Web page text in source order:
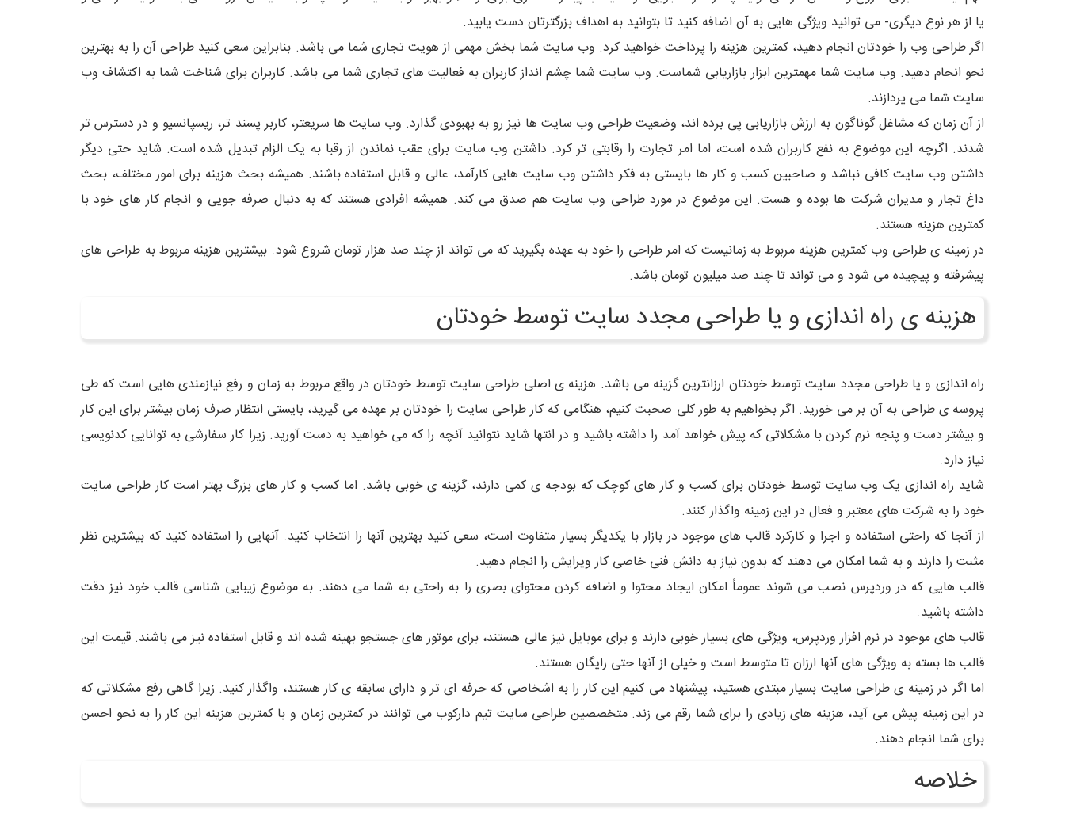
یا از هر نوع دیگری- می توانید ویژگی هایی به آن اضافه کنید تا بتوانید به اهداف بزرگترتان دست یابید.
اگر طراحی وب را خودتان انجام دهید، کمترین هزینه را پرداخت خواهید کرد. وب سایت شما بخش مهمی از هویت تجاری شما می باشد. بنابراین سعی کنید طراحی آن را به بهترین
نحو انجام دهید. وب سایت شما مهمترین ابزار بازاریابی شماست. وب سایت شما چشم انداز کاربران به فعالیت های تجاری شما می باشد. کاربران برای شناخت شما به اکتشاف وب
سایت شما می پردازند.
از آن زمان که مشاغل گوناگون به ارزش بازاریابی پی برده اند، وضعیت طراحی وب سایت ها نیز رو به بهبودی گذارد. وب سایت ها سریعتر، کاربر پسند تر، ریسپانسیو و در دسترس تر
شدند. اگرچه این موضوع به نفع کاربران شده است، اما امر تجارت را رقابتی تر کرد. داشتن وب سایت برای عقب نماندن از رقبا به یک الزام تبدیل شده است. شاید حتی دیگر
داشتن وب سایت کافی نباشد و صاحبین کسب و کار ها بایستی به فکر داشتن وب سایت هایی کارآمد، عالی و قابل استفاده باشند. همیشه بحث هزینه برای امور مختلف، بحث
داغ تجار و مدیران شرکت ها بوده و هست. این موضوع در مورد طراحی وب سایت هم صدق می کند. همیشه افرادی هستند که به دنبال صرفه جویی و انجام کار های خود با
کمترین هزینه هستند.
در زمینه ی طراحی وب کمترین هزینه مربوط به زمانیست که امر طراحی را خود به عهده بگیرید که می تواند از چند صد هزار تومان شروع شود. بیشترین هزینه مربوط به طراحی های
پیشرفته و پیچیده می شود و می تواند تا چند صد میلیون تومان باشد.
هزینه ی راه اندازی و یا طراحی مجدد سایت توسط خودتان
راه اندازی و یا طراحی مجدد سایت توسط خودتان ارزانترین گزینه می باشد. هزینه ی اصلی طراحی سایت توسط خودتان در واقع مربوط به زمان و رفع نیازمندی هایی است که طی
پروسه ی طراحی به آن بر می خورید. اگر بخواهیم به طور کلی صحبت کنیم، هنگامی که کار طراحی سایت را خودتان بر عهده می گیرید، بایستی انتظار صرف زمان بیشتر برای این کار
و بیشتر دست و پنجه نرم کردن با مشکلاتی که پیش خواهد آمد را داشته باشید و در انتها شاید نتوانید آنچه را که می خواهید به دست آورید. زیرا کار سفارشی به توانایی کدنویسی
نیاز دارد.
شاید راه اندازی یک وب سایت توسط خودتان برای کسب و کار های کوچک که بودجه ی کمی دارند، گزینه ی خوبی باشد. اما کسب و کار های بزرگ بهتر است کار طراحی سایت
خود را به شرکت های معتبر و فعال در این زمینه واگذار کنند.
از آنجا که راحتی استفاده و اجرا و کارکرد قالب های موجود در بازار با یکدیگر بسیار متفاوت است، سعی کنید بهترین آنها را انتخاب کنید. آنهایی را استفاده کنید که بیشترین نظر
مثبت را دارند و به شما امکان می دهند که بدون نیاز به دانش فنی خاصی کار ویرایش را انجام دهید.
قالب هایی که در وردپرس نصب می شوند عموماً امکان ایجاد محتوا و اضافه کردن محتوای بصری را به راحتی به شما می دهند. به موضوع زیبایی شناسی قالب خود نیز دقت
داشته باشید.
قالب های موجود در نرم افزار وردپرس، ویژگی های بسیار خوبی دارند و برای موبایل نیز عالی هستند، برای موتور های جستجو بهینه شده اند و قابل استفاده نیز می باشند. قیمت این
قالب ها بسته به ویژگی های آنها ارزان تا متوسط است و خیلی از آنها حتی رایگان هستند.
اما اگر در زمینه ی طراحی سایت بسیار مبتدی هستید، پیشنهاد می کنیم این کار را به اشخاصی که حرفه ای تر و دارای سابقه ی کار هستند، واگذار کنید. زیرا گاهی رفع مشکلاتی که
در این زمینه پیش می آید، هزینه های زیادی را برای شما رقم می زند. متخصصین طراحی سایت تیم دارکوب می توانند در کمترین زمان و با کمترین هزینه این کار را به نحو احسن
برای شما انجام دهند.
خلاصه